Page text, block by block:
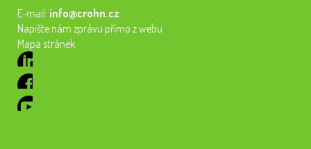
E-mail: info@crohn.cz
Napište nám zprávu přímo z webu
Mapa stránek